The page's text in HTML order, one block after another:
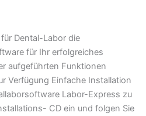
Dental-Labor die
für Ihr erfolgreiches
aufgeführten Funktionen
Verfügung Einfache Installation
Labor-Express zu
CD ein und folgen Sie